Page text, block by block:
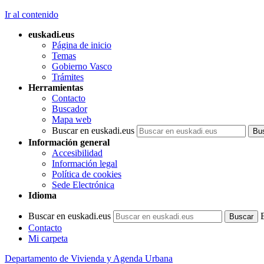
Ir al contenido
euskadi.eus
Página de inicio
Temas
Gobierno Vasco
Trámites
Herramientas
Contacto
Buscador
Mapa web
Buscar en euskadi.eus
Información general
Accesibilidad
Información legal
Política de cookies
Sede Electrónica
Idioma
Buscar en euskadi.eus
Contacto
Mi carpeta
Departamento de Vivienda y Agenda Urbana